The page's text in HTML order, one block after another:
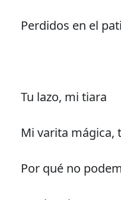
Perdidos en el
Tu lazo, mi tiara
Mi varita mágica,
Por qué no